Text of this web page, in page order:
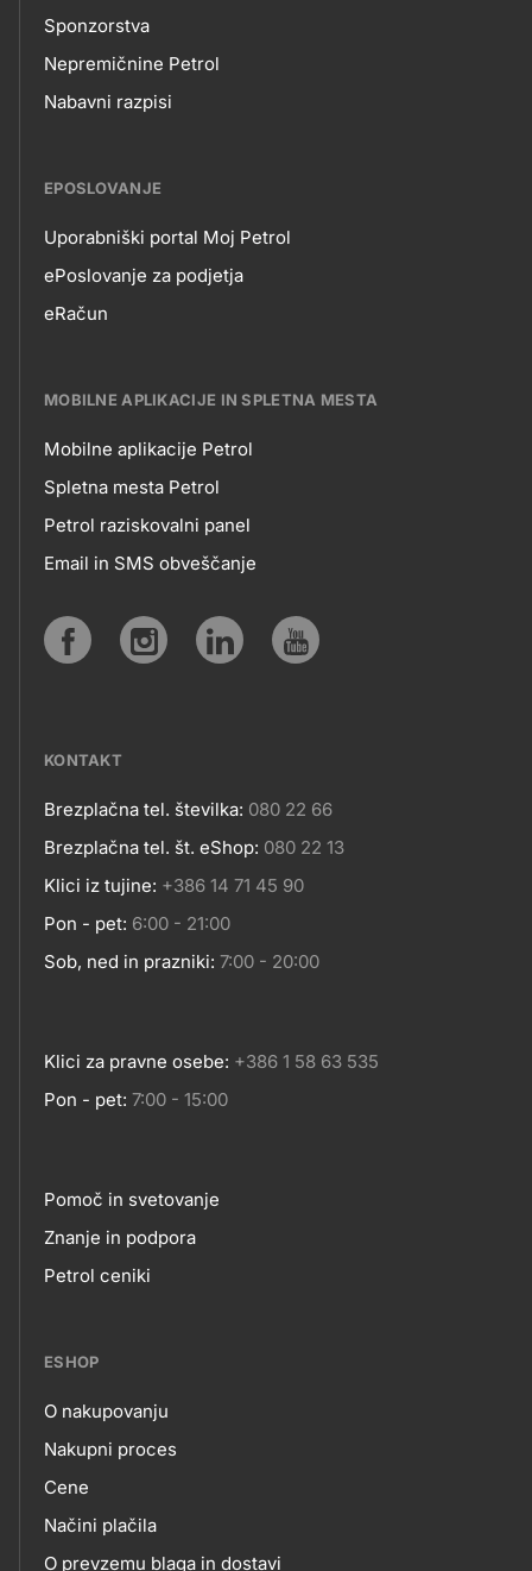
Sponzorstva
Nepremičnine Petrol
Nabavni razpisi
EPOSLOVANJE
EPOSLOVANJE
Uporabniški portal Moj Petrol
ePoslovanje za podjetja
eRačun
MOBILNE APLIKACIJE IN SPLETNA MESTA
MOBILNE
APLIKACIJE
SPLETNA
Mobilne aplikacije Petrol
Spletna mesta Petrol
Petrol raziskovalni panel
Email in SMS obveščanje
KONTAKT
Kontakt
Brezplačna tel. številka: 080 22 66
Brezplačna tel. št. eShop: 080 22 13
Klici iz tujine: +386 14 71 45 90
Pon - pet: 6:00 - 21:00
Sob, ned in prazniki: 7:00 - 20:00
Klici za pravne osebe: +386 1 58 63 535
Pon - pet: 7:00 - 15:00
Footer
links
Pomoč in svetovanje
Znanje in podpora
Petrol ceniki
ESHOP
eshop
O nakupovanju
Nakupni proces
Cene
Načini plačila
O prevzemu blaga in dostavi